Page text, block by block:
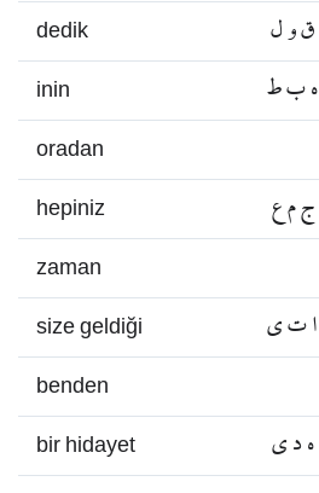
dedik ق و ل
inin ه ب ط
oradan
hepiniz ج م ع
zaman
size geldiği ا ت ي
benden
bir hidayet ه د ي